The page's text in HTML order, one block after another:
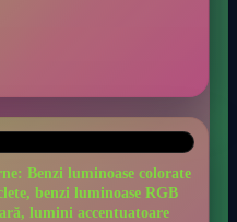
Benzi luminoase colorate
benzi luminoase RGB
lumini accentuatoare